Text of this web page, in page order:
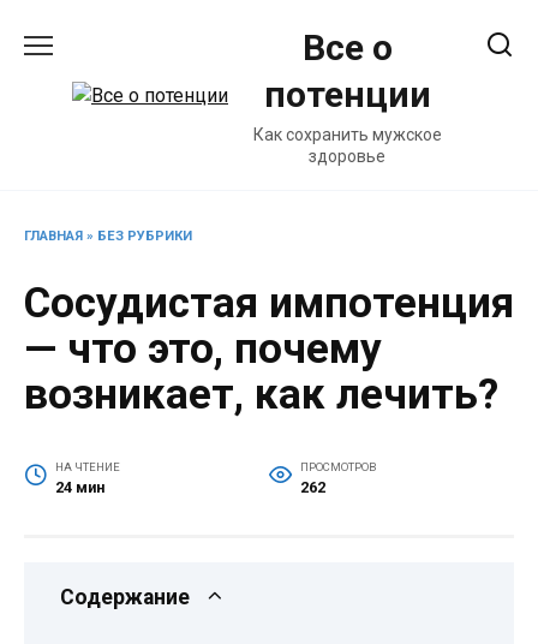
Все о
потенции
Как сохранить мужское
здоровье
ГЛАВНАЯ » БЕЗ РУБРИКИ
Сосудистая импотенция
— что это, почему
возникает, как лечить?
НА ЧТЕНИЕ
24 мин
ПРОСМОТРОВ
262
Содержание